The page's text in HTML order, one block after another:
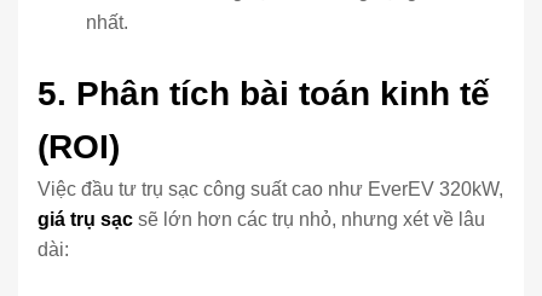
nhất.
5. Phân tích bài toán kinh tế
(ROI)
Việc đầu tư trụ sạc công suất cao như EverEV 320kW,
giá trụ sạc sẽ lớn hơn các trụ nhỏ, nhưng xét về lâu
dài: